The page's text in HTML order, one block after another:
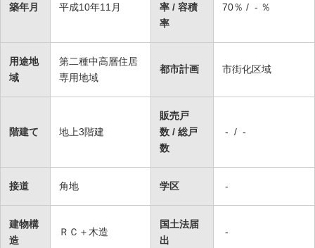
築年月 平成10年11月
率 / 容積
率
70％ / - ％
用途地
域
第二種中高層住居
専用地域
都市計画 市街化区域
階建て 地上3階建
販売戸
数 / 総戸
数
- / -
接道 角地 学区 -
建物構
造
ＲＣ＋木造
国土法届
出
-